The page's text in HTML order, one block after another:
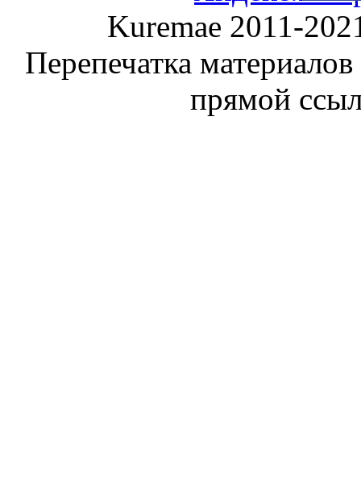
Kuremae 2011-
Перепечатка
прямой